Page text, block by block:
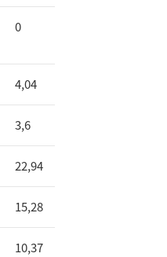
0
4,04
3,6
22,94
15,28
10,37